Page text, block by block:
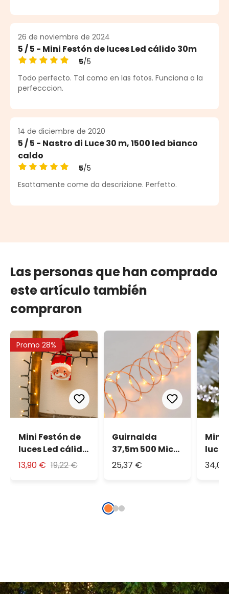
26 de noviembre de 2024
5 / 5 - Mini Festón de luces Led cálido 30m
Calificación promedio de 5 de 5 estrellas
5/5
Todo perfecto. Tal como en las fotos. Funciona a la
perfecccion.
14 de diciembre de 2020
5 / 5 - Nastro di Luce 30 m, 1500 led bianco
caldo
Calificación promedio de 5 de 5 estrellas
5/5
Esattamente come da descrizione. Perfetto.
Las personas que han comprado
este artículo también
compraron
Promo 28%
Mini Festón de
luces Led cálido
15m
13,90 € 19,22 €
Guirnalda
37,5m 500 Micro
Led extra cálido
25,37 €
Mini